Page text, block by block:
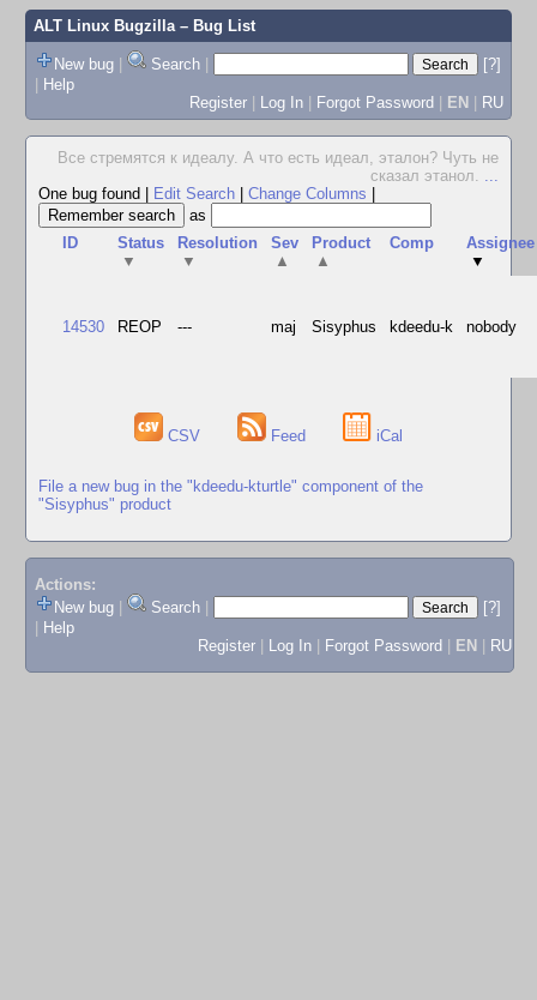
ALT Linux Bugzilla– Bug List
New bug | Search |
[?]
| Help
Register | Log In | Forgot Password | EN | RU
Все стремятся к идеалу. А что есть идеал, эталон? Чуть не
сказал этанол. ...
One bug found
Edit Search Change Columns
as
ID
Status
▼
Resolution
▼
Sev
▲
Product
▲
Comp
Assignee
▼
14530 REOP --- maj Sisyphus kdeedu-k nobody
CSV Feed iCal
File a new bug in the "kdeedu-kturtle" component of the
"Sisyphus" product
Actions:
New bug
Search
[?]
Help
Register
Log In Forgot Password EN RU